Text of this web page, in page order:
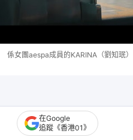
係女團aespa成員的KARINA（劉知珉）
在Google
追蹤《香港01》